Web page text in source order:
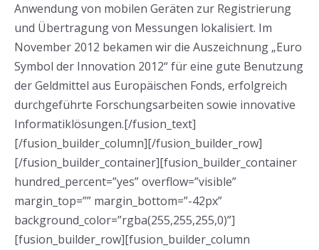
Anwendung von mobilen Geräten zur Registrierung
und Übertragung von Messungen lokalisiert. Im
November 2012 bekamen wir die Auszeichnung „Euro
Symbol der Innovation 2012“ für eine gute Benutzung
der Geldmittel aus Europäischen Fonds, erfolgreich
durchgeführte Forschungsarbeiten sowie innovative
Informatiklösungen.[/fusion_text]
[/fusion_builder_column][/fusion_builder_row]
[/fusion_builder_container][fusion_builder_container
hundred_percent=”yes” overflow=”visible”
margin_top=”” margin_bottom=”-42px”
background_color=”rgba(255,255,255,0)”]
[fusion_builder_row][fusion_builder_column